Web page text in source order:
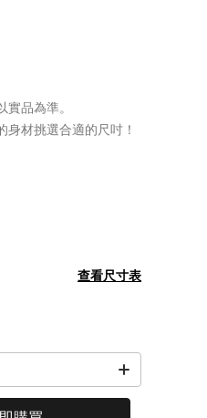
品為準。
材挑選合適的尺吋！
查看尺寸表